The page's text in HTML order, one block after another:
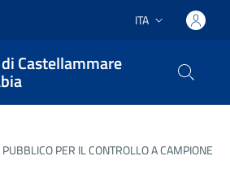
Lingua attiva:
ITA
Castellammare
PER IL CONTROLLO A CAMPIONE